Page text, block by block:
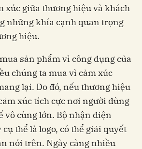
xúc giữa thương hiệu và khách
những khía cạnh quan trọng
hiệu.
sản phẩm vì công dụng của
chúng ta mua vì cảm xúc
lại. Do đó, nếu thương hiệu
xúc tích cực nơi người dùng
vô cùng lớn. Bộ nhận diện
thể là logo, có thể giải quyết
nói trên. Ngày càng nhiều